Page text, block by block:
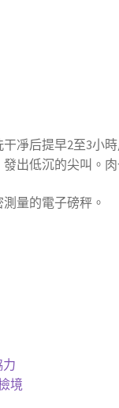
凈后提早2至3
出低沉的尖叫。
量的電子磅秤。
力
境